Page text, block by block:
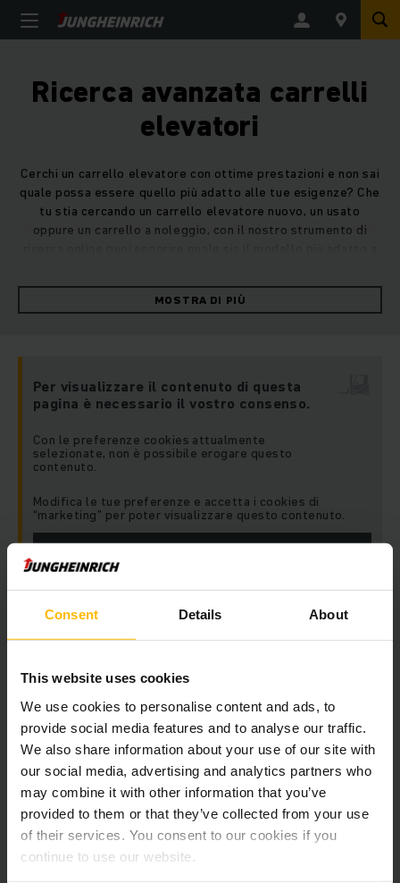
Consent Details About
This website uses cookies
We use cookies to personalise content and ads, to
provide social media features and to analyse our traffic.
We also share information about your use of our site with
our social media, advertising and analytics partners who
may combine it with other information that you’ve
provided to them or that they’ve collected from your use
of their services. You consent to our cookies if you
continue to use our website.
Ricerca avanzata carrelli
elevatori
Cerchi un carrello elevatore con ottime prestazioni e non sai
quale possa essere quello più adatto alle tue esigenze? Che
tu stia cercando un carrello elevatore nuovo, un usato
oppure un carrello a noleggio, con il nostro strumento di
ti serve il carrello, in che area di utilizzo sarà adoperato, il
percorso indicativo che dovrà percorrere e il carico da
MOSTRA DI PIÙ
Per visualizzare il contenuto di questa
pagina è necessario il vostro consenso.
Con le preferenze cookies attualmente
selezionate, non è possibile erogare questo
contenuto.
Modifica le tue preferenze e accetta i cookies di
“marketing” per poter visualizzare questo contenuto.
Rimani aggiornato
RICEVI LA
NOSTRA
NEWSLETTER
Social media